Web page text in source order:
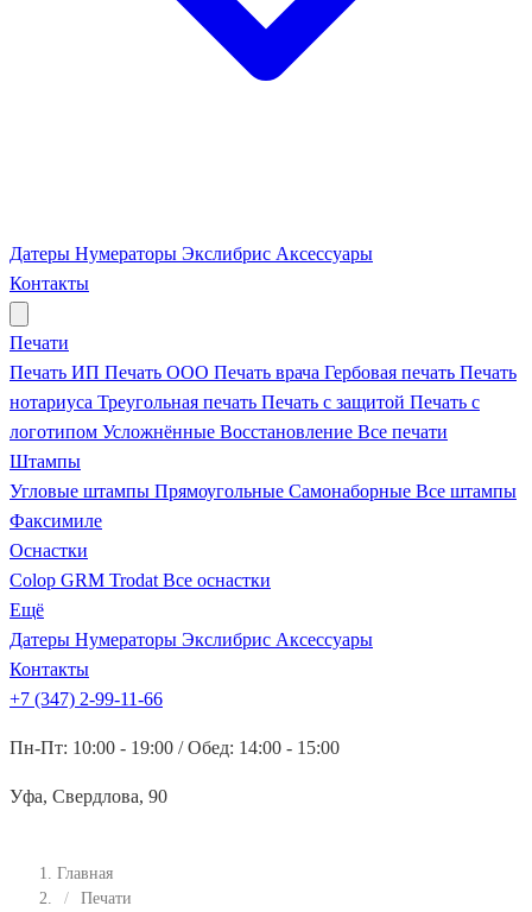
Датеры Нумераторы Экслибрис Аксессуары
Контакты
Печати
Печать ИП Печать ООО Печать врача Гербовая печать Печать
нотариуса Треугольная печать Печать с защитой Печать с
логотипом Усложнённые Восстановление Все печати
Штампы
Угловые штампы Прямоугольные Самонаборные Все штампы
Факсимиле
Оснастки
Colop GRM Trodat Все оснастки
Ещё
Датеры Нумераторы Экслибрис Аксессуары
Контакты
+7 (347) 2-99-11-66
Пн-Пт: 10:00 - 19:00 / Обед: 14:00 - 15:00
Уфа, Свердлова, 90
Главная
/
Печати